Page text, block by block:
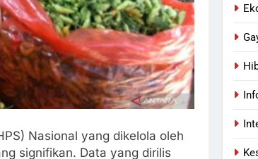
Nasional yang dikelola oleh
signifikan. Data yang dirilis